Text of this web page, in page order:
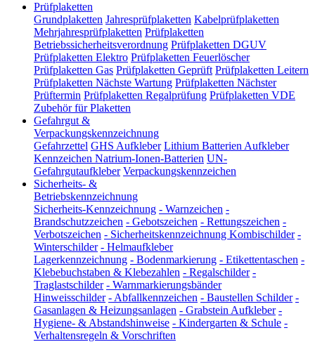
Prüfplaketten
Grundplaketten Jahresprüfplaketten Kabelprüfplaketten
Mehrjahresprüfplaketten Prüfplaketten
Betriebssicherheitsverordnung Prüfplaketten DGUV
Prüfplaketten Elektro Prüfplaketten Feuerlöscher
Prüfplaketten Gas Prüfplaketten Geprüft Prüfplaketten Leitern
Prüfplaketten Nächste Wartung Prüfplaketten Nächster
Prüftermin Prüfplaketten Regalprüfung Prüfplaketten VDE
Zubehör für Plaketten
Gefahrgut &
Verpackungskennzeichnung
Gefahrzettel GHS Aufkleber Lithium Batterien Aufkleber
Kennzeichen Natrium-Ionen-Batterien UN-
Gefahrgutaufkleber Verpackungskennzeichen
Sicherheits- &
Betriebskennzeichnung
Sicherheits-Kennzeichnung - Warnzeichen -
Brandschutzzeichen - Gebotszeichen - Rettungszeichen -
Verbotszeichen - Sicherheitskennzeichnung Kombischilder -
Winterschilder - Helmaufkleber
Lagerkennzeichnung - Bodenmarkierung - Etikettentaschen -
Klebebuchstaben & Klebezahlen - Regalschilder -
Traglastschilder - Warnmarkierungsbänder
Hinweisschilder - Abfallkennzeichen - Baustellen Schilder -
Gasanlagen & Heizungsanlagen - Grabstein Aufkleber -
Hygiene- & Abstandshinweise - Kindergarten & Schule -
Verhaltensregeln & Vorschriften